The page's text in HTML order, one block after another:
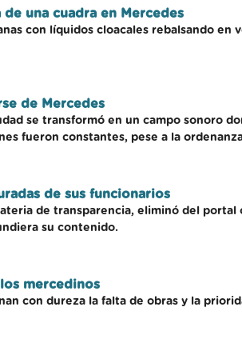
una cuadra en Mercedes
con líquidos cloacales rebalsando en
de Mercedes
se transformó en un campo sonoro
fueron constantes, pese a la
de sus funcionarios
de transparencia, eliminó del portal
su contenido.
mercedinos
con dureza la falta de obras y la